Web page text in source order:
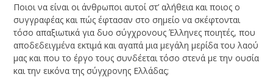
Ποιοι να είναι οι άνθρωποι αυτοί στ’ αλήθεια και ποιος ο
συγγραφέας και πώς έφτασαν στο σημείο να σκέφτονται
τόσο απαξιωτικά για δυο σύγχρονους Έλληνες ποιητές, που
αποδεδειγμένα εκτιμά και αγαπά μια μεγάλη μερίδα του λαού
μας και που το έργο τους συνδέεται τόσο στενά με την ουσία
και την εικόνα της σύγχρονης Ελλάδας;